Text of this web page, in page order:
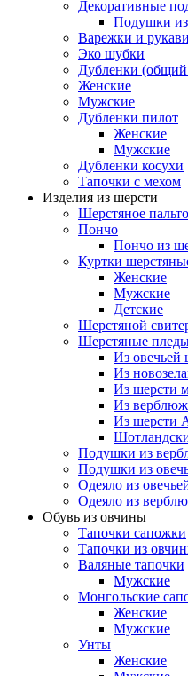
Декоративные
Подушки
Варежки и
Эко шубки
Дубленки (общий
Женские
Мужские
Дубленки пилот
Женские
Мужские
Дубленки косухи
Тапочки с мехом
Изделия из шерсти
Шерстяное пальто
Пончо
Пончо из
Куртки
Женские
Мужские
Детские
Шерстяной
Шерстяные
Из овечьей
Из
Из шерсти
Из
Из шерсти
Подушки из
Подушки из
Одеяло из
Одеяло из
Обувь из овчины
Тапочки сапожки
Тапочки из
Валяные тапочки
Мужские
Монгольские
Женские
Мужские
Унты
Женские